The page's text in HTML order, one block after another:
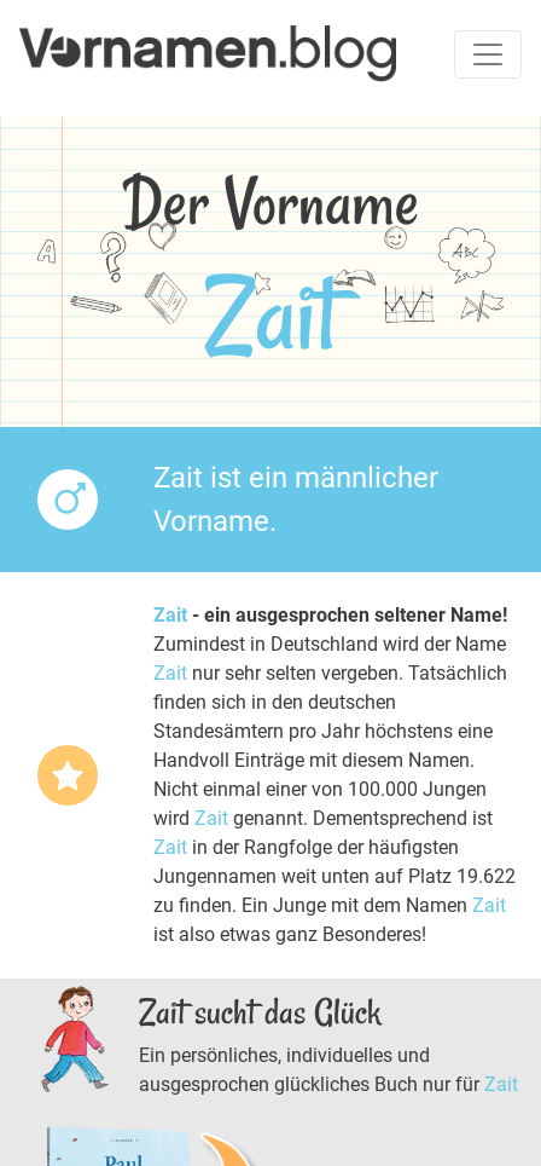
Der Vorname
Zait
Zait ist ein männlicher
Vorname.
Zait - ein ausgesprochen seltener Name!
Zumindest in Deutschland wird der Name
Zait nur sehr selten vergeben. Tatsächlich
finden sich in den deutschen
Standesämtern pro Jahr höchstens eine
Handvoll Einträge mit diesem Namen.
Nicht einmal einer von 100.000 Jungen
wird Zait genannt. Dementsprechend ist
Zait in der Rangfolge der häufigsten
Jungennamen weit unten auf Platz 19.622
zu finden. Ein Junge mit dem Namen Zait
ist also etwas ganz Besonderes!
Zait sucht das Glück
Ein persönliches, individuelles und
ausgesprochen glückliches Buch nur fürZait